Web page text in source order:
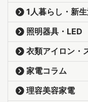
1人暮らし・新
照明器具・LED
衣類アイロン・
家電コラム
理容美容家電